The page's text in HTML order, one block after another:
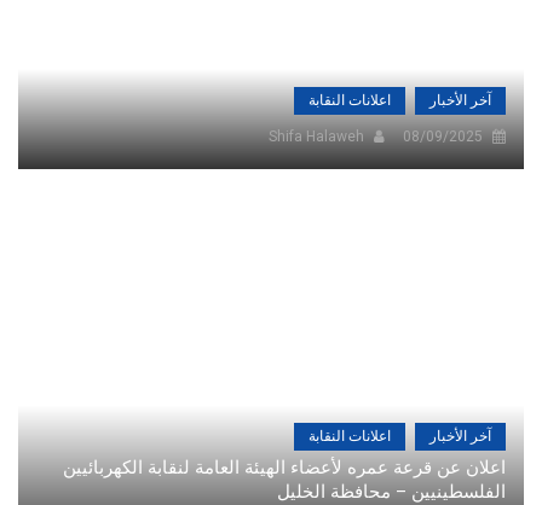
آخر الأخبار اعلانات النقابة
08/09/2025
Shifa Halaweh
آخر الأخبار اعلانات النقابة
اعلان عن قرعة عمره لأعضاء الهيئة العامة لنقابة الكهربائيين
الفلسطينيين – محافظة الخليل